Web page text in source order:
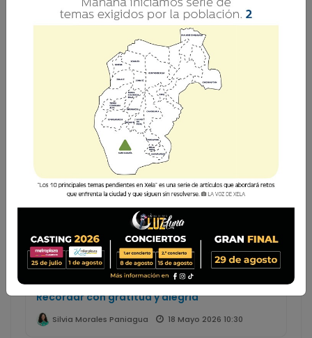
Silvia Morales
Paniagua
Docente de nivel primario y básico con
Especialidad en Ciencias Naturales.
Licenciada en Administración Educativa y
Magíster en Educación Superior.
Recordar con gratitud y alegría
Silvia Morales Paniagua 18 Mayo 2026 10:30